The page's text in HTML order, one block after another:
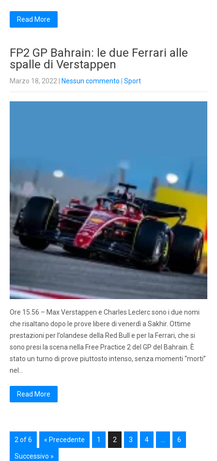
Read More
FP2 GP Bahrain: le due Ferrari alle
spalle di Verstappen
Marzo 18, 2022 Nessun commento Sport
Ore 15.56 – Max Verstappen e Charles Leclerc sono i due nomi
che risaltano dopo le prove libere di venerdì a Sakhir. Ottime
prestazioni per l’olandese della Red Bull e per la Ferrari, che si
sono presi la scena nella Free Practice 2 del GP del Bahrain. È
stato un turno di prove piuttosto intenso, senza momenti “morti”
nel…
Read More
2 of 6 « Precedente 1 2 3 4 6
Successivo »